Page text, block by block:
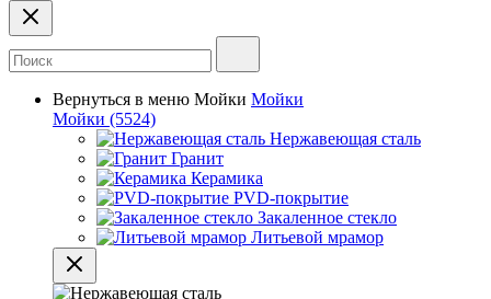
Вернуться в меню Мойки Мойки
Мойки (5524)
Нержавеющая сталь
Гранит
Керамика
PVD-покрытие
Закаленное стекло
Литьевой мрамор